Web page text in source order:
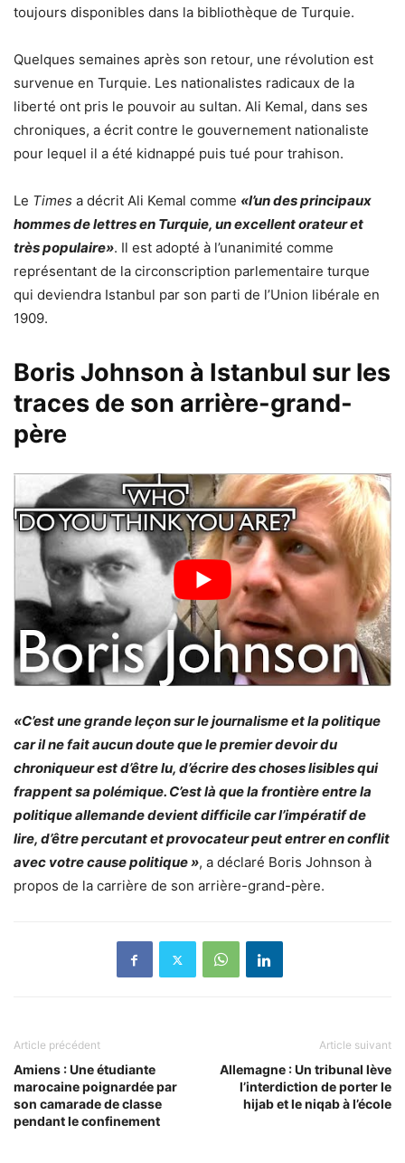
toujours disponibles dans la bibliothèque de Turquie.
Quelques semaines après son retour, une révolution est
survenue en Turquie. Les nationalistes radicaux de la
liberté ont pris le pouvoir au sultan. Ali Kemal, dans ses
chroniques, a écrit contre le gouvernement nationaliste
pour lequel il a été kidnappé puis tué pour trahison.
Le Times a décrit Ali Kemal comme «l’un des principaux
hommes de lettres en Turquie, un excellent orateur et
très populaire». Il est adopté à l’unanimité comme
représentant de la circonscription parlementaire turque
qui deviendra Istanbul par son parti de l’Union libérale en
1909.
Boris Johnson à Istanbul sur les
traces de son arrière-grand-
père
«C’est une grande leçon sur le journalisme et la politique
car il ne fait aucun doute que le premier devoir du
chroniqueur est d’être lu, d’écrire des choses lisibles qui
frappent sa polémique. C’est là que la frontière entre la
politique allemande devient difficile car l’impératif de
lire, d’être percutant et provocateur peut entrer en conflit
avec votre cause politique », a déclaré Boris Johnson à
propos de la carrière de son arrière-grand-père.
Article précédent
Amiens : Une étudiante
marocaine poignardée par
son camarade de classe
pendant le confinement
Article suivant
Allemagne : Un tribunal lève
l’interdiction de porter le
hijab et le niqab à l’école